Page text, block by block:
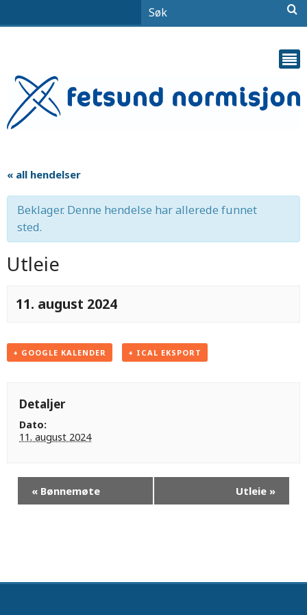
« all hendelser
Beklager. Denne hendelse har allerede funnet
sted.
Utleie
11. august 2024
+ GOOGLE KALENDER + ICAL EKSPORT
Detaljer
Dato:
11. august 2024
« Bønnemøte Utleie »